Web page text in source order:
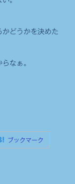
どうかを決めた
なぁ。
ブックマーク